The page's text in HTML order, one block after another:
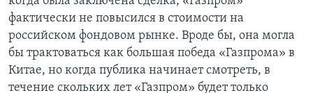
фактически не повысился в стоимости на
российском фондовом рынке. Вроде бы, она могла
бы трактоваться как большая победа «Газпрома» в
Китае, но когда публика начинает смотреть, в
течение скольких лет «Газпром» будет только